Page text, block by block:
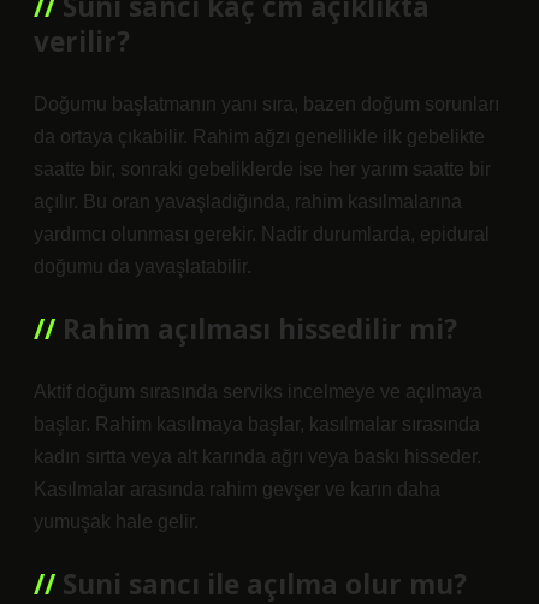
verilir?
Doğumu başlatmanın yanı sıra, bazen doğum sorunları
da ortaya çıkabilir. Rahim ağzı genellikle ilk gebelikte
saatte bir, sonraki gebeliklerde ise her yarım saatte bir
açılır. Bu oran yavaşladığında, rahim kasılmalarına
yardımcı olunması gerekir. Nadir durumlarda, epidural
doğumu da yavaşlatabilir.
Rahim açılması hissedilir mi?
Aktif doğum sırasında serviks incelmeye ve açılmaya
başlar. Rahim kasılmaya başlar, kasılmalar sırasında
kadın sırtta veya alt karında ağrı veya baskı hisseder.
Kasılmalar arasında rahim gevşer ve karın daha
yumuşak hale gelir.
Suni sancı ile açılma olur mu?